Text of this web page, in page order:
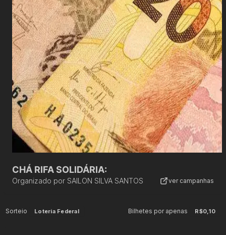
CHÁ RIFA SOLIDÁRIA:
Organizado por SAILON SILVA SANTOS ver campanhas
Sorteio Loteria Federal Bilhetes por apenas R$0,10